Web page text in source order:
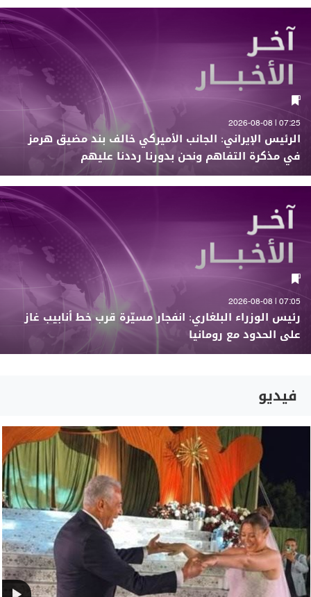
07:25 | 2026-08-08
الرئيس الإيراني: الجانب الأميركي خالف بند مضيق هرمز
في مذكرة التفاهم ونحن بدورنا رددنا عليهم
07:05 | 2026-08-08
رئيس الوزراء البلغاري: انفجار مسيّرة قرب خط أنابيب غاز
على الحدود مع رومانيا
فيديو